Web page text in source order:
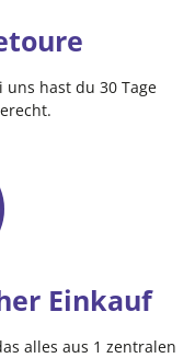
hast du 30 Tage
Einkauf
alles aus 1 zentralen